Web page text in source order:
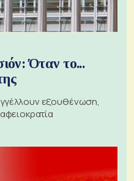
Όταν το...
εξουθένωση,